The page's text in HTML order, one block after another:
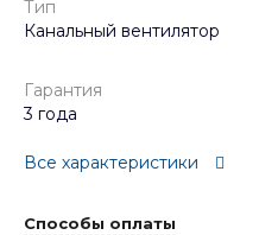
Тип
Канальный вентилятор
Гарантия
3 года
Все характеристики
Способы оплаты